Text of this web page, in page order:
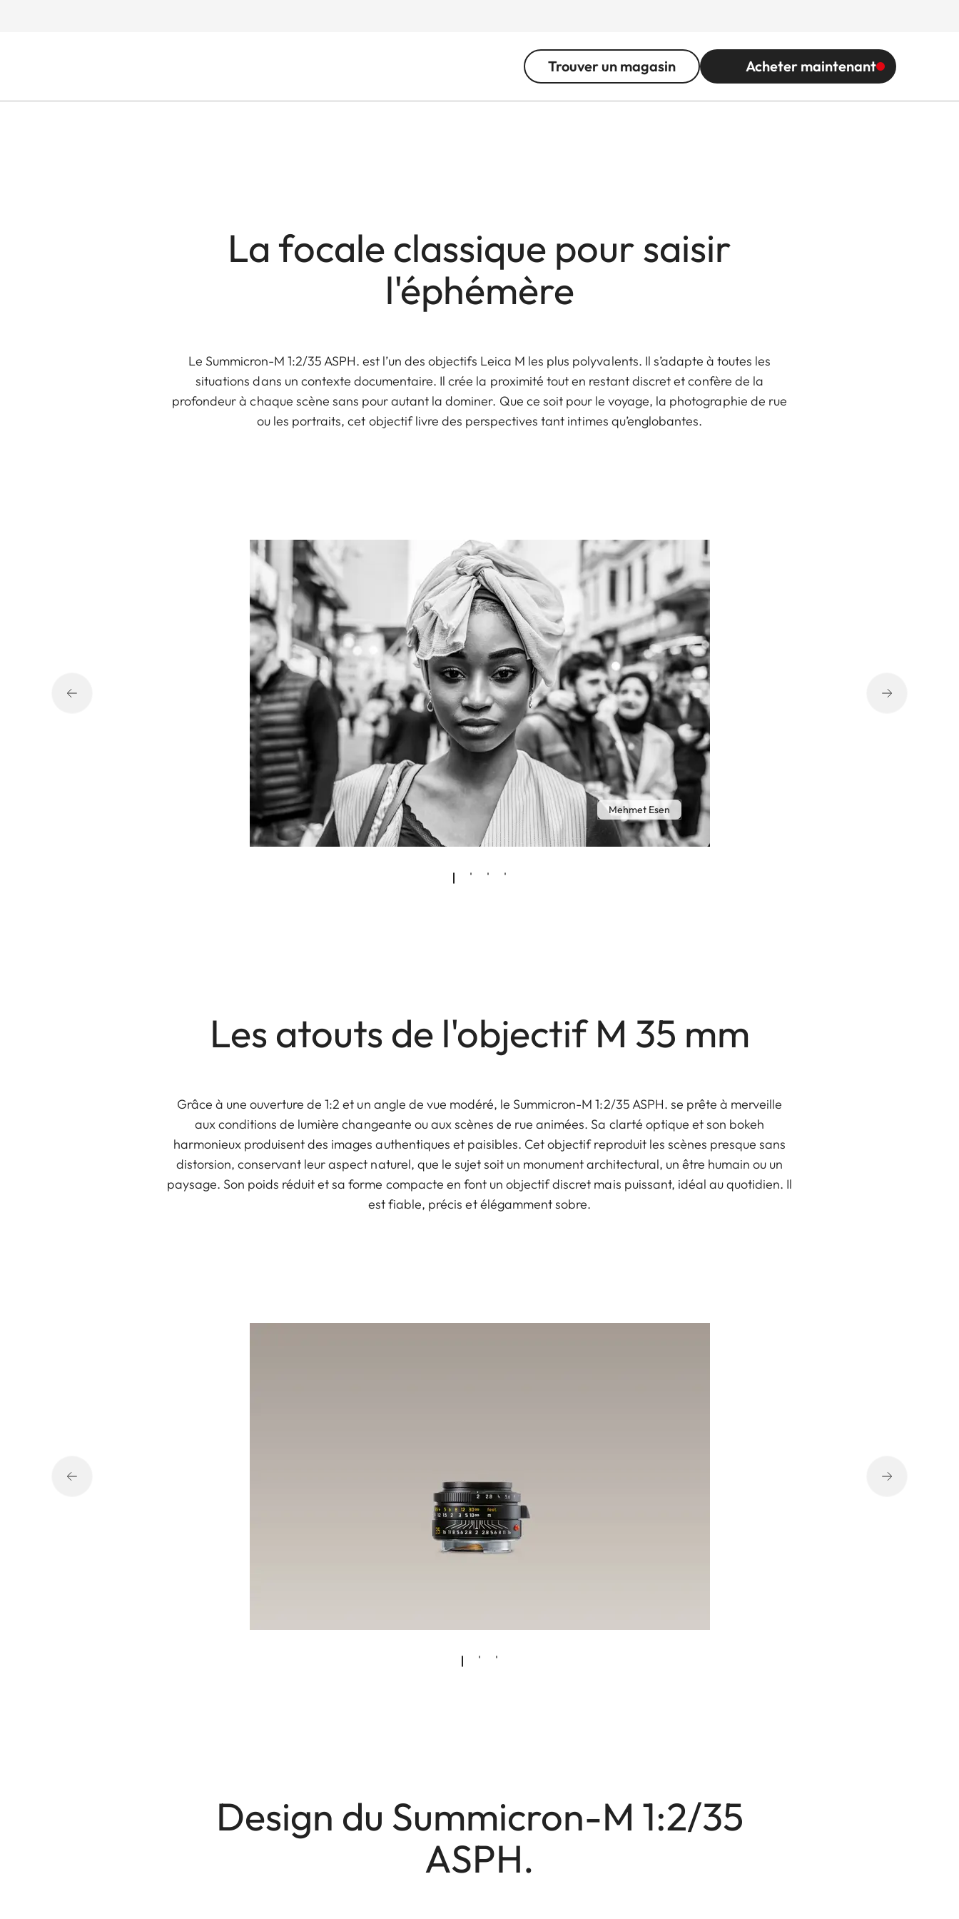
Trouver un magasin Acheter maintenant
La focale classique pour saisir
l'éphémère
Le Summicron-M 1:2/35 ASPH. est l’un des objectifs Leica M les plus polyvalents. Il s’adapte à toutes les
situations dans un contexte documentaire. Il crée la proximité tout en restant discret et confère de la
profondeur à chaque scène sans pour autant la dominer. Que ce soit pour le voyage, la photographie de rue
ou les portraits, cet objectif livre des perspectives tant intimes qu’englobantes.
Mehmet Esen
Les atouts de l'objectif M 35 mm
Grâce à une ouverture de 1:2 et un angle de vue modéré, le Summicron-M 1:2/35 ASPH. se prête à merveille
aux conditions de lumière changeante ou aux scènes de rue animées. Sa clarté optique et son bokeh
harmonieux produisent des images authentiques et paisibles. Cet objectif reproduit les scènes presque sans
distorsion, conservant leur aspect naturel, que le sujet soit un monument architectural, un être humain ou un
paysage. Son poids réduit et sa forme compacte en font un objectif discret mais puissant, idéal au quotidien. Il
est fiable, précis et élégamment sobre.
Design du Summicron-M 1:2/35
ASPH.